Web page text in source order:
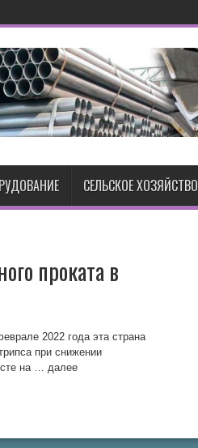
СЕЛЬСКОЕ ХОЗЯЙСТВО
проката в
2022 года эта страна
при снижении
на … далее